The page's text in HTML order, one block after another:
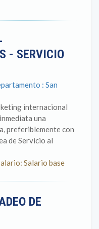
- SERVICIO
: San
internacional
una
preferiblemente con
de Servicio al
Salario base
DE